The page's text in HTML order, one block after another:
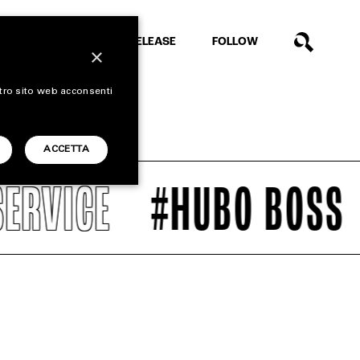
RELEASE FOLLOW
#HUBO BOSS
×
sito web acconsenti
ACCETTA